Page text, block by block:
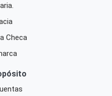
Checa